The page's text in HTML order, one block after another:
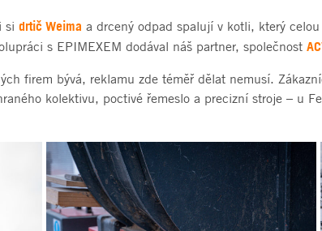
si drtič Weima a drcený odpad spalují v kotli, který
s EPIMEXEM dodával náš partner, společnost
firem bývá, reklamu zde téměř dělat nemusí.
kolektivu, poctivé řemeslo a precizní stroje – u